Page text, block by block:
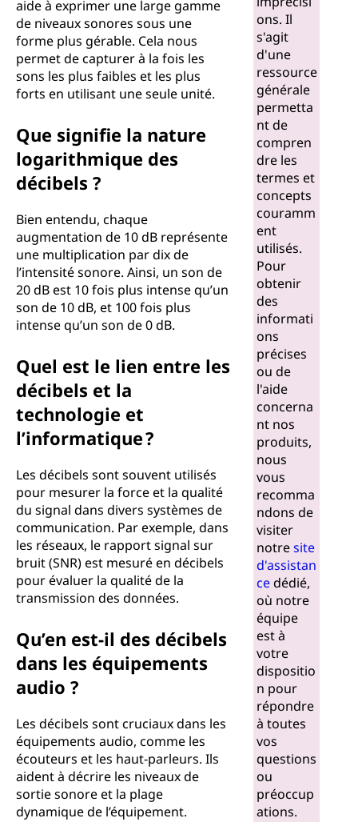
aide à exprimer une large gamme
de niveaux sonores sous une
forme plus gérable. Cela nous
permet de capturer à la fois les
sons les plus faibles et les plus
forts en utilisant une seule unité.
Que signifie la nature
logarithmique des
décibels ?
Bien entendu, chaque
augmentation de 10 dB représente
une multiplication par dix de
l’intensité sonore. Ainsi, un son de
20 dB est 10 fois plus intense qu’un
son de 10 dB, et 100 fois plus
intense qu’un son de 0 dB.
Quel est le lien entre les
décibels et la
technologie et
l’informatique ?
Les décibels sont souvent utilisés
pour mesurer la force et la qualité
du signal dans divers systèmes de
communication. Par exemple, dans
les réseaux, le rapport signal sur
bruit (SNR) est mesuré en décibels
pour évaluer la qualité de la
transmission des données.
Qu’en est-il des décibels
dans les équipements
audio ?
Les décibels sont cruciaux dans les
équipements audio, comme les
écouteurs et les haut-parleurs. Ils
aident à décrire les niveaux de
sortie sonore et la plage
dynamique de l’équipement.
ons. Il
s'agit
d'une
ressource
générale
permetta
nt de
compren
dre les
termes et
concepts
couramm
ent
utilisés.
Pour
obtenir
des
informati
ons
précises
ou de
l'aide
concerna
nt nos
produits,
nous
vous
recomma
ndons de
visiter
notresite
d'assistan
cedédié,
où notre
équipe
est à
votre
dispositio
n pour
répondre
à toutes
vos
questions
ou
préoccup
ations.